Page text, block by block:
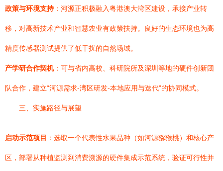
政策与环境支持：河源正积极融入粤港澳大湾区建设，承接产业转
移，对高新技术产业和智慧农业有政策扶持。良好的生态环境也为高
精度传感器测试提供了低干扰的自然场域。
产学研合作契机：可与省内高校、科研院所及深圳等地的硬件创新团
队合作，建立“河源需求-湾区研发-本地应用与迭代”的协同模式。
三、实施路径与展望
启动示范项目 ：选取一个代表性水果品种（如河源猕猴桃）和核心产
区，部署从种植监测到消费溯源的硬件集成示范系统，验证可行性并